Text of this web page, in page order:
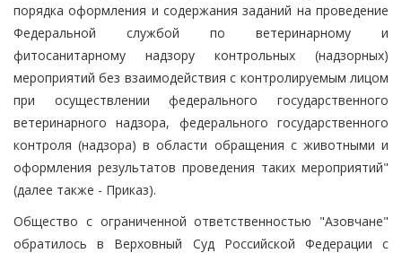
порядка оформления и содержания заданий на проведение
Федеральной службой по ветеринарному и
фитосанитарному надзору контрольных (надзорных)
мероприятий без взаимодействия с контролируемым лицом
при осуществлении федерального государственного
ветеринарного надзора, федерального государственного
контроля (надзора) в области обращения с животными и
оформления результатов проведения таких мероприятий"
(далее также - Приказ).
Общество с ограниченной ответственностью "Азовчане"
обратилось в Верховный Суд Российской Федерации с